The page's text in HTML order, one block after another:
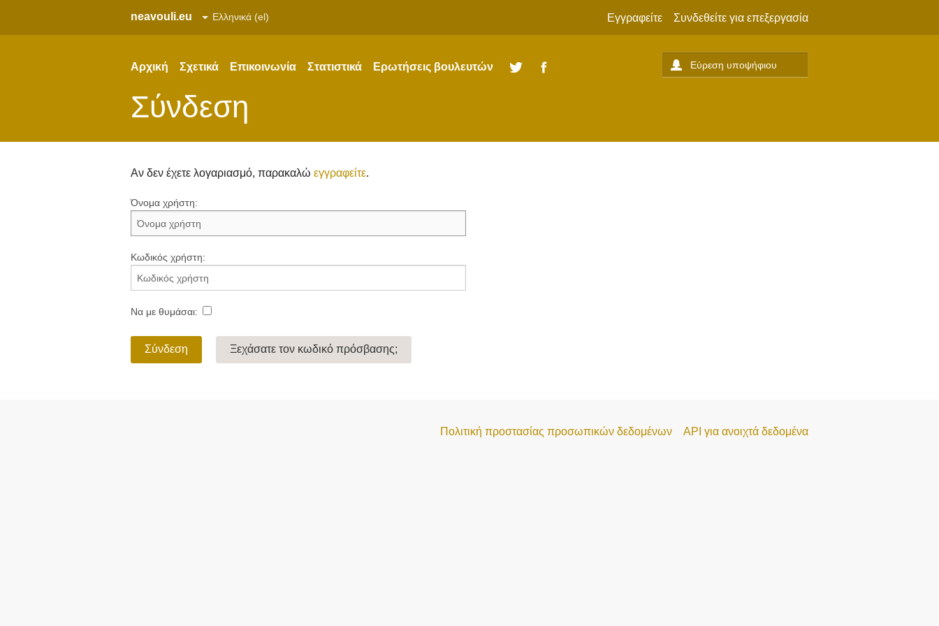
neavouli.eu Εγγραφείτε Συνδεθείτε για επεξεργασία
Αρχική Σχετικά Επικοινωνία Στατιστικά Ερωτήσεις βουλευτών Twitter
Σύνδεση
Αν δεν έχετε λογαριασμό, παρακαλώ εγγραφείτε.
Όνομα χρήστη:
Κωδικός χρήστη:
Να με θυμάσαι:
Σύνδεση Ξεχάσατε τον κωδικό πρόσβασης;
Πολιτική προστασίας προσωπικών δεδομένων API για ανοιχτά δεδομένα